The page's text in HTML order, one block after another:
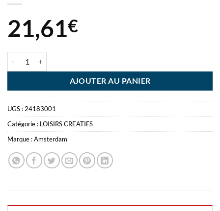
21,61€
AJOUTER AU PANIER
UGS : 24183001
Catégorie : LOISIRS CREATIFS
Marque :Amsterdam